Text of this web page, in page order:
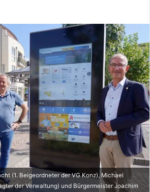
(1. Beigeordneter der VG Konz), Michael
der Verwaltung) und Bürgermeister Joachim